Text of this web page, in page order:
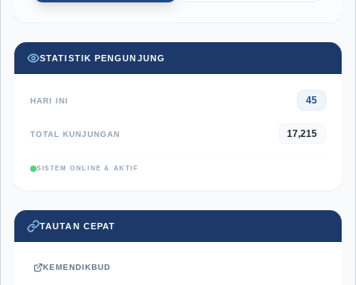
STATISTIK PENGUNJUNG
HARI INI 45
TOTAL KUNJUNGAN 17,215
SISTEM ONLINE & AKTIF
TAUTAN CEPAT
KEMENDIKBUD